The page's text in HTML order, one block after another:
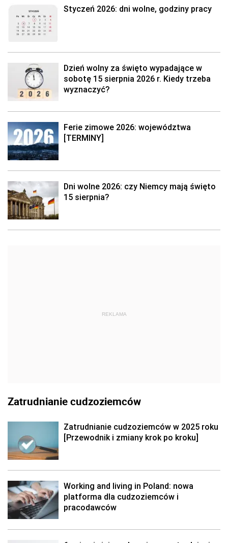
Styczeń 2026: dni wolne, godziny pracy
Dzień wolny za święto wypadające w
sobotę 15 sierpnia 2026 r. Kiedy trzeba
wyznaczyć?
Ferie zimowe 2026: województwa
[TERMINY]
Dni wolne 2026: czy Niemcy mają święto
15 sierpnia?
REKLAMA
Zatrudnianie cudzoziemców
Zatrudnianie cudzoziemców w 2025 roku
[Przewodnik i zmiany krok po kroku]
Working and living in Poland: nowa
platforma dla cudzoziemców i
pracodawców